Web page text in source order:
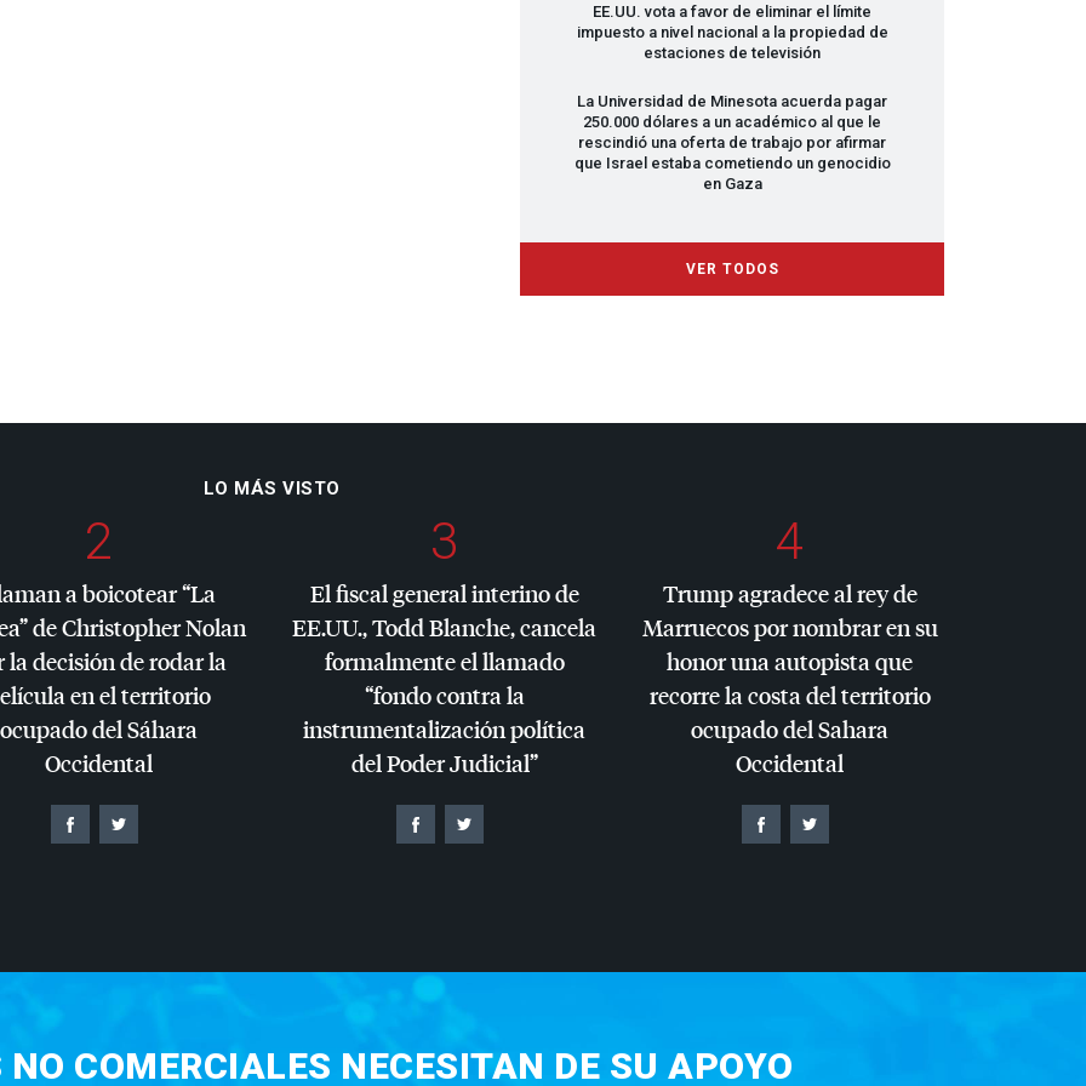
EE.UU. vota a favor de eliminar el límite
impuesto a nivel nacional a la propiedad de
estaciones de televisión
La Universidad de Minesota acuerda pagar
250.000 dólares a un académico al que le
rescindió una oferta de trabajo por afirmar
que Israel estaba cometiendo un genocidio
en Gaza
VER TODOS
LO MÁS VISTO
2
a boicotear “La
de Christopher Nolan
la decisión de rodar la
en el territorio
ocupado del Sáhara
Occidental
3
El fiscal general interino de
EE.UU., Todd Blanche, cancela
formalmente el llamado
“fondo contra la
instrumentalización política
del Poder Judicial”
4
Trump agradece al rey de
Marruecos por nombrar en su
honor una autopista que
recorre la costa del territorio
ocupado del Sahara
Occidental
COMERCIALES NECESITAN DE SU APOYO